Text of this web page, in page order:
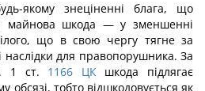
якому знеціненні блага, що
майнова шкода — у зменшенні
що в свою чергу тягне за
наслідки для правопорушника. За
1 ст. 1166 ЦКшкода підлягає
обсязі, тобто відшкодовується як